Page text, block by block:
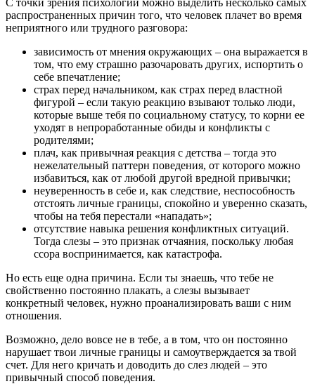
С точки зрения психологии можно выделить несколько самых
распространенных причин того, что человек плачет во время
неприятного или трудного разговора:
зависимость от мнения окружающих – она выражается в
том, что ему страшно разочаровать других, испортить о
себе впечатление;
страх перед начальником, как страх перед властной
фигурой – если такую реакцию взывают только люди,
которые выше тебя по социальному статусу, то корни ее
уходят в непроработанные обиды и конфликты с
родителями;
плач, как привычная реакция с детства – тогда это
нежелательный паттерн поведения, от которого можно
избавиться, как от любой другой вредной привычки;
неуверенность в себе и, как следствие, неспособность
отстоять личные границы, спокойно и уверенно сказать,
чтобы на тебя перестали «нападать»;
отсутствие навыка решения конфликтных ситуаций.
Тогда слезы – это признак отчаяния, поскольку любая
ссора воспринимается, как катастрофа.
Но есть еще одна причина. Если ты знаешь, что тебе не
свойственно постоянно плакать, а слезы вызывает
конкретный человек, нужно проанализировать ваши с ним
отношения.
Возможно, дело вовсе не в тебе, а в том, что он постоянно
нарушает твои личные границы и самоутверждается за твой
счет. Для него кричать и доводить до слез людей – это
привычный способ поведения.